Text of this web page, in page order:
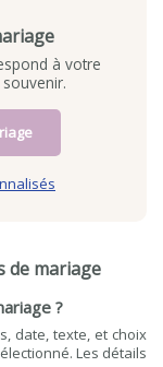
à votre
de mariage
?
date, texte, et choix
Les détails